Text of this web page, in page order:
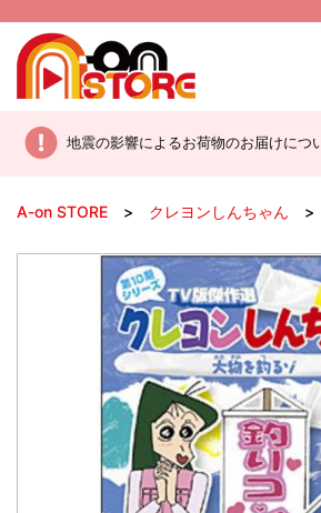
地震の影響によるお荷物のお届けにつ
A-on STORE クレヨンしんちゃん